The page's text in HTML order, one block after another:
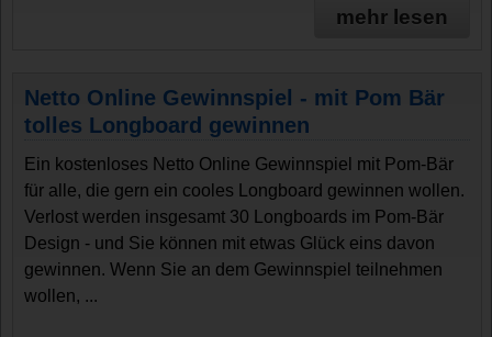
mehr lesen
Netto Online Gewinnspiel - mit Pom Bär
tolles Longboard gewinnen
Ein kostenloses Netto Online Gewinnspiel mit Pom-Bär
für alle, die gern ein cooles Longboard gewinnen wollen.
Verlost werden insgesamt 30 Longboards im Pom-Bär
Design - und Sie können mit etwas Glück eins davon
gewinnen. Wenn Sie an dem Gewinnspiel teilnehmen
wollen, ...